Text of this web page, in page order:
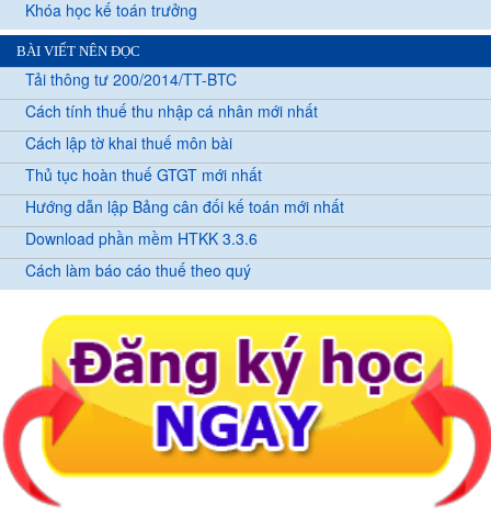
Khóa học kế toán trưởng
BÀI VIẾT NÊN ĐỌC
Tải thông tư 200/2014/TT-BTC
Cách tính thuế thu nhập cá nhân mới nhất
Cách lập tờ khai thuế môn bài
Thủ tục hoàn thuế GTGT mới nhất
Hướng dẫn lập Bảng cân đối kế toán mới nhất
Download phần mềm HTKK 3.3.6
Cách làm báo cáo thuế theo quý